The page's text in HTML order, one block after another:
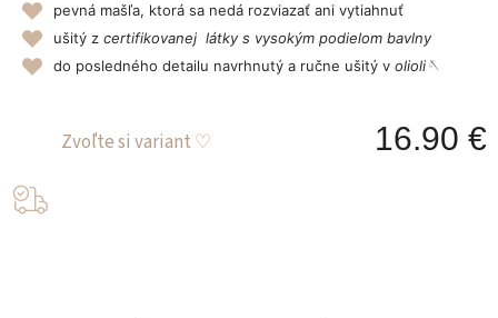
16.90 €
pevná mašľa, ktorá sa nedá rozviazať ani vytiahnuť
ušitý z certifikovanej látky s vysokým podielom bavlny
do posledného detailu navrhnutý a ručne ušitý v olioli🪡